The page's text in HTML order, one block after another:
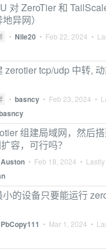
对 ZeroTier 和
异网）
• Nile20 • Feb 22, 2024 •
zerotier tcp/udp 中转,
• basncy • Feb 23, 2024 •
组建局域网，然后
容，可行吗？
Auston • Feb 18, 2024 •
小的设备只要能运行
PbCopy111 • Mar 1, 2024 •